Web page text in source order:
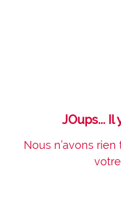
JOups... Il
Nous n’avons